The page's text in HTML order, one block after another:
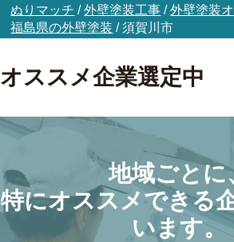
ぬりマッチ /外壁塗装工事 /外壁塗装
福島県の外壁塗装 /須賀川市
オススメ企業選定中
地域ごとに
特にオススメできる
います。